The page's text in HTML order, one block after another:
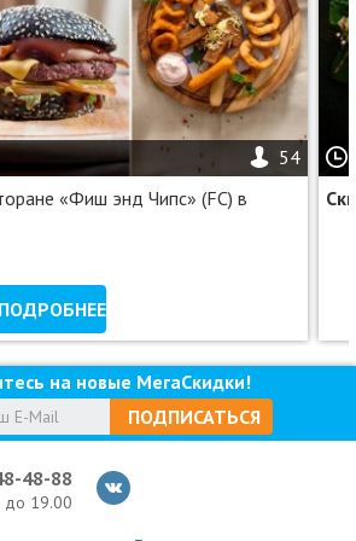
54
«Фиш энд Чипс» (FC) в
ПОДРОБНЕЕ
на новые МегаСкидки!
ПОДПИСАТЬСЯ
48-88
до 19.00